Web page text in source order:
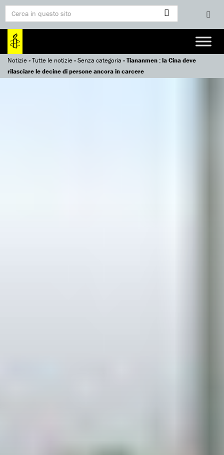
Notizie»Tutte le notizie»Senza categoria »Tiananmen : la Cina deve
rilasciare le decine di persone ancora in carcere